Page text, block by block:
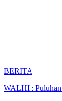
BERITA
WALHI : Puluhan